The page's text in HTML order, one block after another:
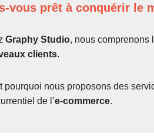
vous prêt à conquérir le
Graphy Studio, nous comprenons
clients.
pourquoi nous proposons des
de l’e-commerce.